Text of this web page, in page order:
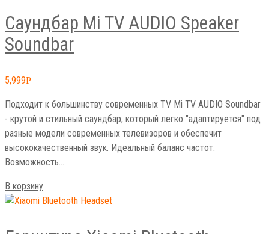
Саундбар Mi TV AUDIO Speaker
Soundbar
5,999Р
Подходит к большинству современных TV Mi TV AUDIO Soundbar
- крутой и стильный саундбар, который легко "адаптируется" под
разные модели современных телевизоров и обеспечит
высококачественный звук. Идеальный баланс частот.
Возможность…
В корзину